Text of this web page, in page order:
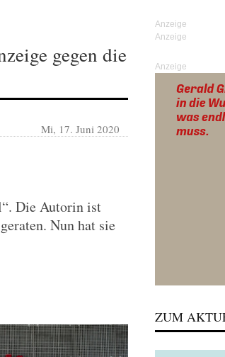
gegen die
Mi, 17. Juni 2020
Die Autorin ist
Nun hat sie
Anzeige
ZUM